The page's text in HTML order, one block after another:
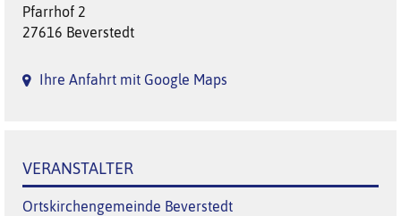
Pfarrhof 2
27616 Beverstedt
Ihre Anfahrt mit Google Maps
VERANSTALTER
Ortskirchengemeinde Beverstedt